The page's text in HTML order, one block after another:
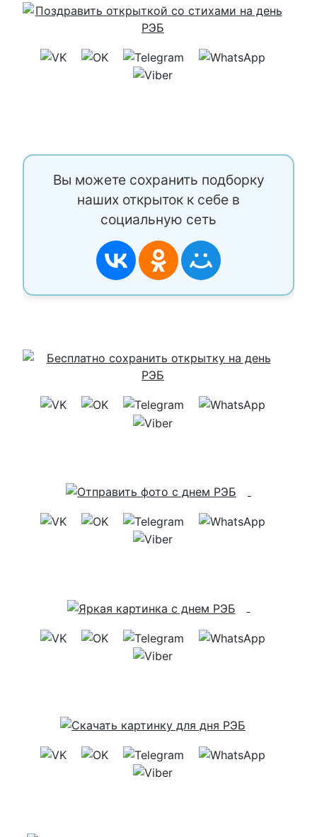
Вы можете сохранить подборку
наших открыток к себе в
социальную сеть